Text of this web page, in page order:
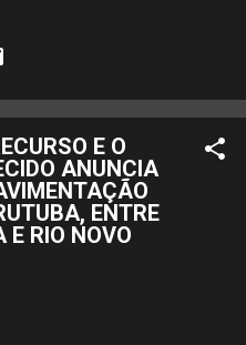
E O
ANUNCIA
ENTRE
E RIO NOVO